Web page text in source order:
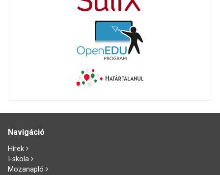
Navigáció
Hírek
I-skola
Mozanapló